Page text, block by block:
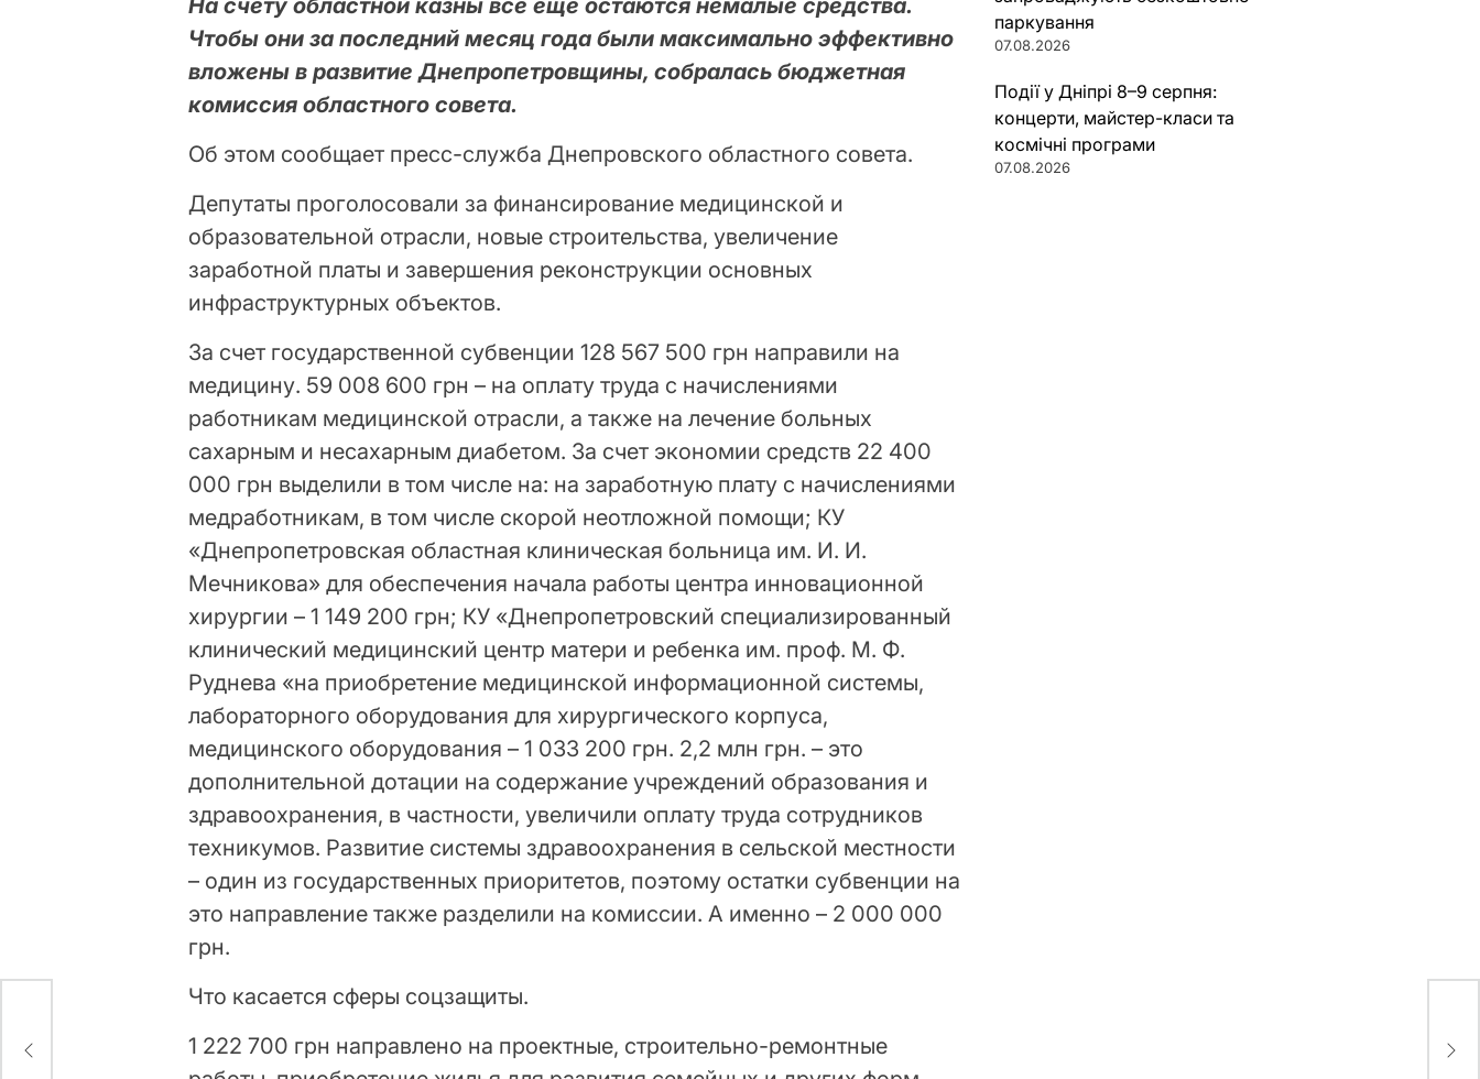
На счету областной казны все еще остаются немалые средства.
Чтобы они за последний месяц года были максимально эффективно
вложены в развитие Днепропетровщины, собралась бюджетная
комиссия областного совета.
Об этом сообщает пресс-служба Днепровского областного совета.
Депутаты проголосовали за финансирование медицинской и
образовательной отрасли, новые строительства, увеличение
заработной платы и завершения реконструкции основных
инфраструктурных объектов.
За счет государственной субвенции 128 567 500 грн направили на
медицину. 59 008 600 грн – на оплату труда с начислениями
работникам медицинской отрасли, а также на лечение больных
сахарным и несахарным диабетом. За счет экономии средств 22 400
000 грн выделили в том числе на: на заработную плату с начислениями
медработникам, в том числе скорой неотложной помощи; КУ
«Днепропетровская областная клиническая больница им. И. И.
Мечникова» для обеспечения начала работы центра инновационной
хирургии – 1 149 200 грн; КУ «Днепропетровский специализированный
клинический медицинский центр матери и ребенка им. проф. М. Ф.
Руднева «на приобретение медицинской информационной системы,
лабораторного оборудования для хирургического корпуса,
медицинского оборудования – 1 033 200 грн. 2,2 млн грн. – это
дополнительной дотации на содержание учреждений образования и
здравоохранения, в частности, увеличили оплату труда сотрудников
техникумов. Развитие системы здравоохранения в сельской местности
– один из государственных приоритетов, поэтому остатки субвенции на
это направление также разделили на комиссии. А именно – 2 000 000
грн.
Что касается сферы соцзащиты.
1 222 700 грн направлено на проектные, строительно-ремонтные
паркування
07.08.2026
Події у Дніпрі 8–9 серпня:
концерти, майстер-класи та
космічні програми
07.08.2026